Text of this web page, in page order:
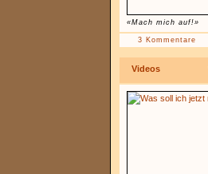
«Mach mich auf!»
3 Kommentare
Videos